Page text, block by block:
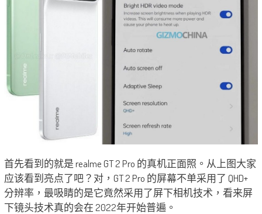
首先看到的就是 realme GT 2 Pro 的真机正面照。从上图大家
应该看到亮点了吧？对，GT 2 Pro 的屏幕不单采用了 QHD+
分辨率，最吸睛的是它竟然采用了屏下相机技术，看来屏
下镜头技术真的会在 2022年开始普遍。